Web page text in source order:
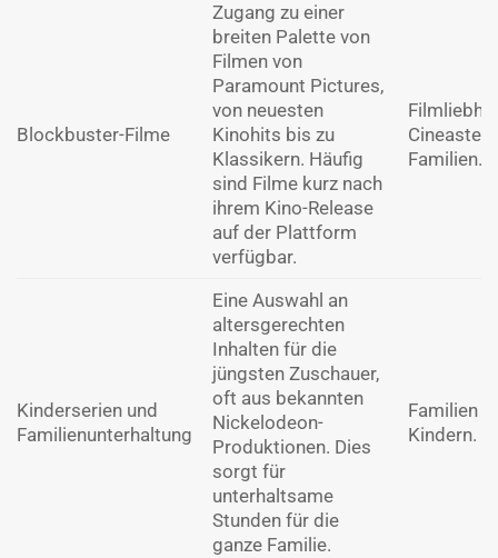
Blockbuster-Filme
Zugang zu einer
breiten Palette von
Filmen von
Paramount Pictures,
von neuesten
Kinohits bis zu
Klassikern. Häufig
sind Filme kurz nach
ihrem Kino-Release
auf der Plattform
verfügbar.
Cineasten,
Familien.
Kinderserien und
Familienunterhaltung
Eine Auswahl an
altersgerechten
Inhalten für die
jüngsten Zuschauer,
oft aus bekannten
Nickelodeon-
Produktionen. Dies
sorgt für
unterhaltsame
Stunden für die
ganze Familie.
Familien
Kindern.